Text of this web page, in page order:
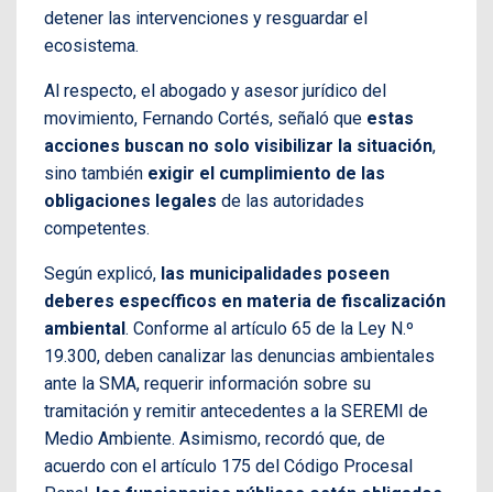
detener las intervenciones y resguardar el
ecosistema.
Al respecto, el abogado y asesor jurídico del
movimiento, Fernando Cortés, señaló que estas
acciones buscan no solo visibilizar la situación,
sino también exigir el cumplimiento de las
obligaciones legales de las autoridades
competentes.
Según explicó, las municipalidades poseen
deberes específicos en materia de fiscalización
ambiental. Conforme al artículo 65 de la Ley N.º
19.300, deben canalizar las denuncias ambientales
ante la SMA, requerir información sobre su
tramitación y remitir antecedentes a la SEREMI de
Medio Ambiente. Asimismo, recordó que, de
acuerdo con el artículo 175 del Código Procesal